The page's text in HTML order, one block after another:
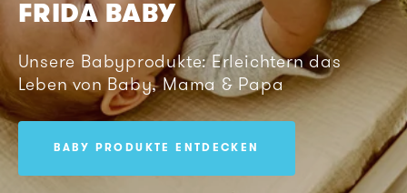
FRIDA BABY
Unsere Babyprodukte: Erleichtern das
Leben von Baby, Mama & Papa
BABY PRODUKTE ENTDECKEN